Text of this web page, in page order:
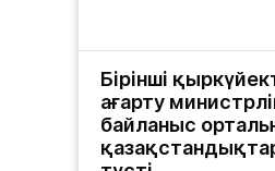
Бірінші
ағарту
байланыс